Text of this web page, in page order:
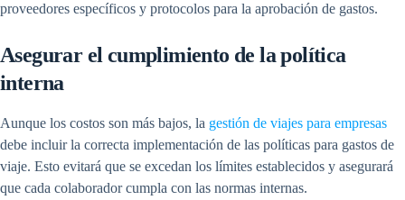
proveedores específicos y protocolos para la aprobación de gastos.
Asegurar el cumplimiento de la política
interna
Aunque los costos son más bajos, la gestión de viajes para empresas
debe incluir la correcta implementación de las políticas para gastos de
viaje. Esto evitará que se excedan los límites establecidos y asegurará
que cada colaborador cumpla con las normas internas.